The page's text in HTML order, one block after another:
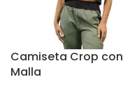
Camiseta Crop con
Malla